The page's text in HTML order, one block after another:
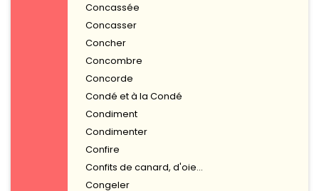
Concassée
Concasser
Concher
Concombre
Concorde
Condé et à la Condé
Condiment
Condimenter
Confire
Confits de canard, d'oie...
Congeler